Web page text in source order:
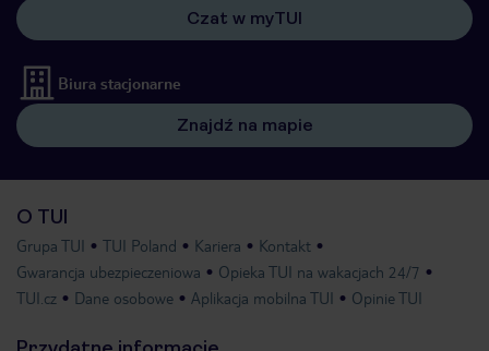
Czat w myTUI
Biura stacjonarne
Znajdź na mapie
O TUI
Grupa TUI TUI Poland Kariera
Kontakt
Gwarancja ubezpieczeniowa
Opieka TUI na wakacjach 24/7
TUI.cz
Dane osobowe Aplikacja mobilna TUI Opinie TUI